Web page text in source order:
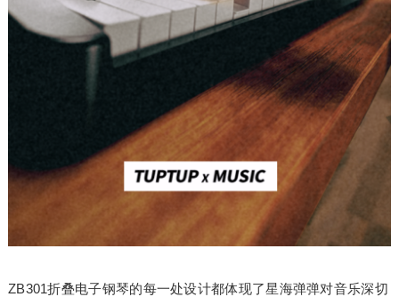
ZB301折叠电子钢琴的每一处设计都体现了星海弹弹对音乐深切